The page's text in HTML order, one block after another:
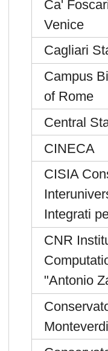
Ca'
Venice
Cagliari
Campus
of Rome
Central
CINECA
CISIA
Integrati
CNR
"Antonio